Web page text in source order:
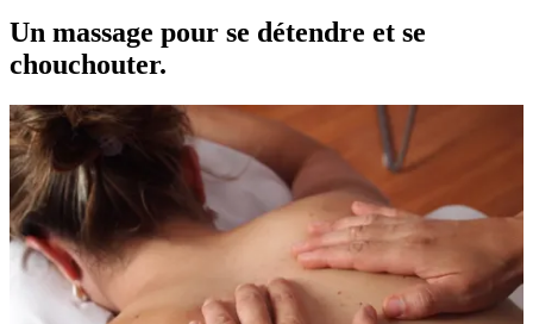
Un massage pour se détendre et se
chouchouter.